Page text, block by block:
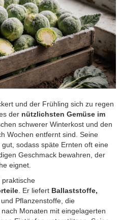
und der Frühling sich zu regen
der nützlichsten Gemüse im
schwerer Winterkost und den
Wochen entfernt sind. Seine
sodass späte Ernten oft eine
Geschmack bewahren, der
eignet.
praktische
. Er liefert Ballaststoffe,
und Pflanzenstoffe, die
Monaten mit eingelagerten